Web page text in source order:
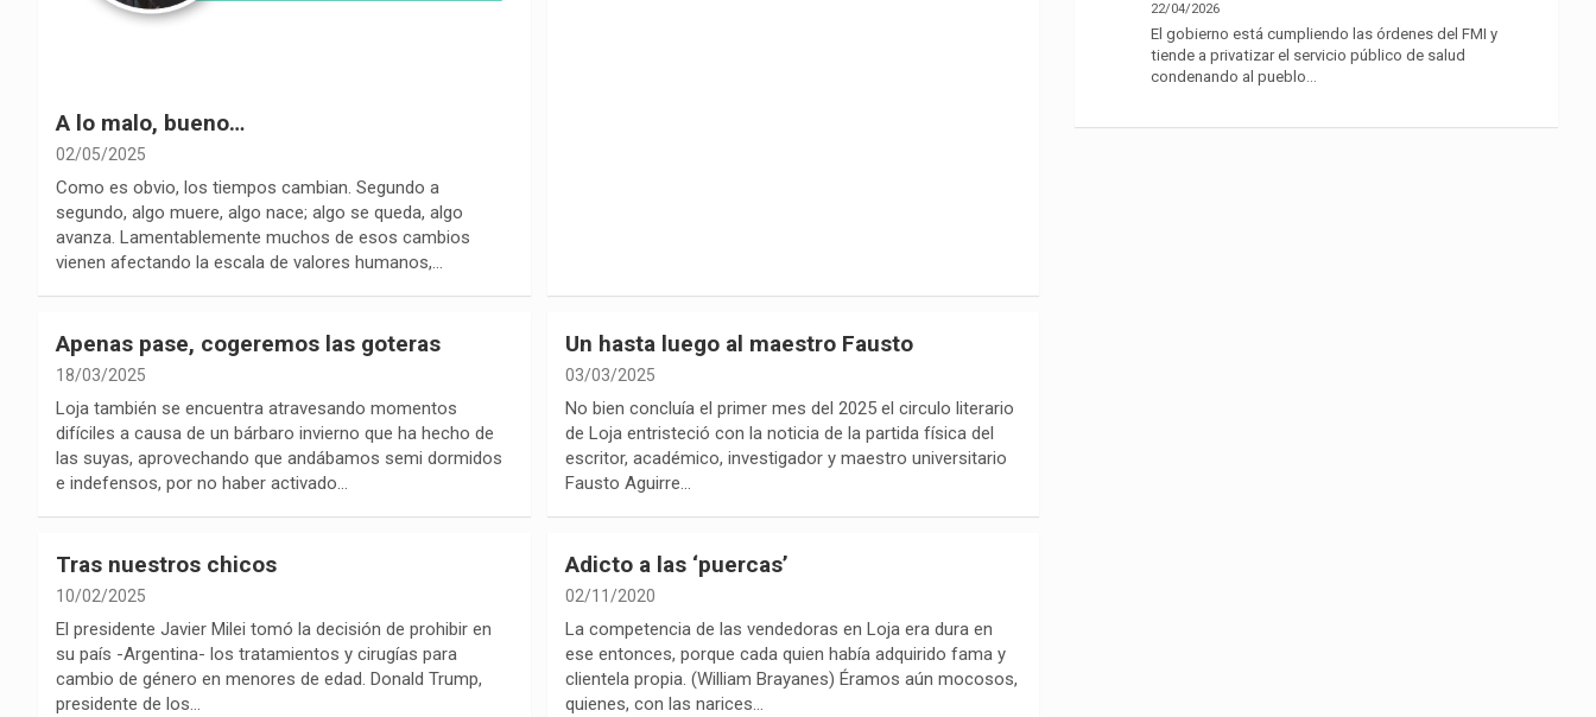
A lo malo, bueno…
02/05/2025
Como es obvio, los tiempos cambian. Segundo a
segundo, algo muere, algo nace; algo se queda, algo
avanza. Lamentablemente muchos de esos cambios
vienen afectando la escala de valores humanos,…
Apenas pase, cogeremos las goteras
18/03/2025
Loja también se encuentra atravesando momentos
difíciles a causa de un bárbaro invierno que ha hecho de
las suyas, aprovechando que andábamos semi dormidos
e indefensos, por no haber activado…
Un hasta luego al maestro Fausto
03/03/2025
No bien concluía el primer mes del 2025 el circulo literario
de Loja entristeció con la noticia de la partida física del
escritor, académico, investigador y maestro universitario
Fausto Aguirre…
Tras nuestros chicos
10/02/2025
El presidente Javier Milei tomó la decisión de prohibir en
su país -Argentina- los tratamientos y cirugías para
cambio de género en menores de edad. Donald Trump,
presidente de los…
Adicto a las ‘puercas’
02/11/2020
La competencia de las vendedoras en Loja era dura en
ese entonces, porque cada quien había adquirido fama y
clientela propia. (William Brayanes) Éramos aún mocosos,
quienes, con las narices…
22/04/2026
El gobierno está cumpliendo las órdenes del FMI y
tiende a privatizar el servicio público de salud
condenando al pueblo…